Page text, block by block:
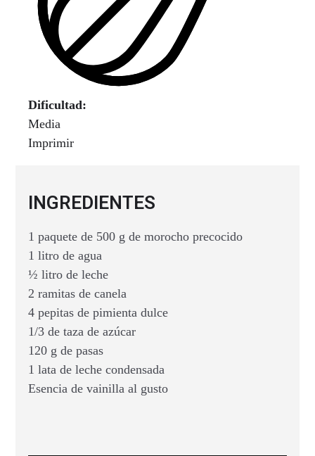
Dificultad:
Media
Imprimir
INGREDIENTES
1 paquete de 500 g de morocho precocido
1 litro de agua
½ litro de leche
2 ramitas de canela
4 pepitas de pimienta dulce
1/3 de taza de azúcar
120 g de pasas
1 lata de leche condensada
Esencia de vainilla al gusto